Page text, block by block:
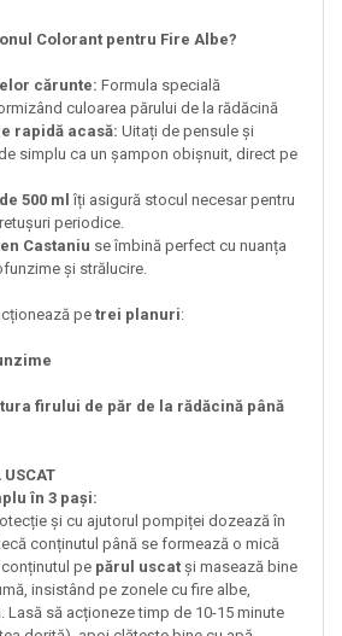
Colorant pentru Fire Albe?
cărunte: Formula specială
culoarea părului de la rădăcină
rapidă acasă: Uitați de pensule și
simplu ca un șampon obișnuit, direct pe
500 ml îți asigură stocul necesar pentru
periodice.
Castaniu se îmbină perfect cu nuanța
și strălucire.
pe trei planuri:
firului de păr de la rădăcină până
USCAT
în 3 pași:
și cu ajutorul pompiței dozează în
conținutul până se formează o mică
pe părul uscat și masează bine
insistând pe zonele cu fire albe,
Lasă să acționeze timp de 10-15 minute